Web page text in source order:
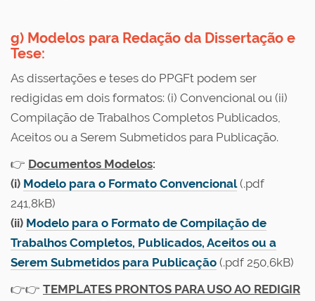
g) Modelos para Redação da Dissertação e
Tese:
As dissertações e teses do PPGFt podem ser
redigidas em dois formatos: (i) Convencional ou (ii)
Compilação de Trabalhos Completos Publicados,
Aceitos ou a Serem Submetidos para Publicação.
👉 Documentos Modelos:
(i) Modelo para o Formato Convencional(.pdf
241,8kB)
(ii) Modelo para o Formato de Compilação de
Trabalhos Completos, Publicados, Aceitos ou a
Serem Submetidos para Publicação (.pdf 250,6kB)
👉👉 TEMPLATES PRONTOS PARA USO AO REDIGIR